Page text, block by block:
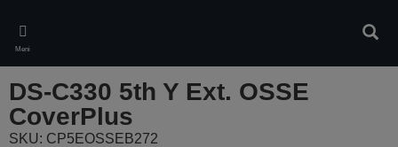
main
content
Meni
DS-C330 5th Y Ext. OSSE
CoverPlus
SKU: CP5EOSSEB272